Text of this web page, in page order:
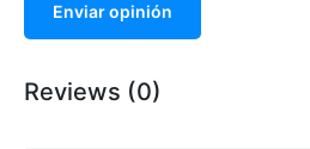
Enviar opinión
Reviews (0)